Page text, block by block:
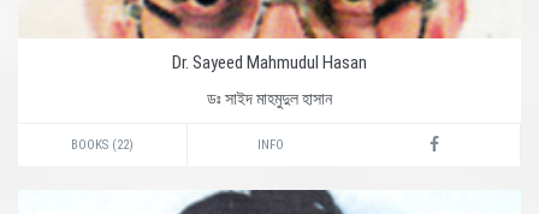
Dr. Sayeed Mahmudul Hasan
ডঃ সাইদ মাহমুদুল হাসান
BOOKS (22) INFO